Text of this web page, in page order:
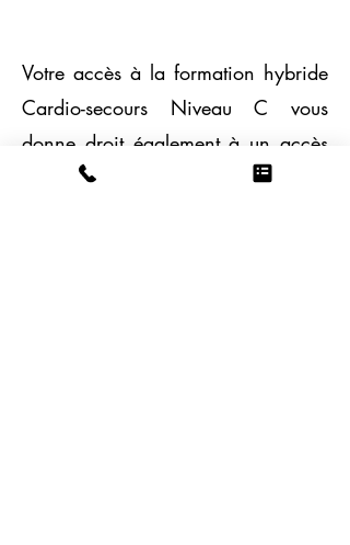
Votre accès à la formation hybride
Cardio-secours Niveau C vous
donne droit également à un accès
en ligne au Cardio-secours RCR et